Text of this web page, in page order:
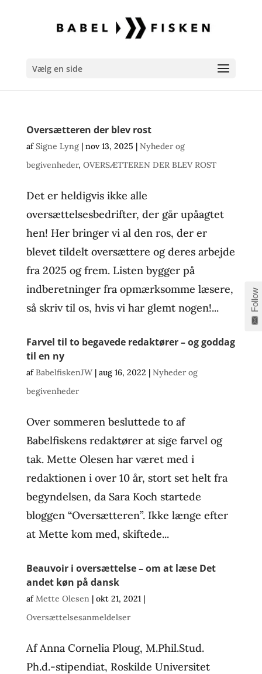
Vælg en side
Oversætteren der blev rost
afSigne Lyng| nov 13, 2025 | Nyheder og
begivenheder, OVERSÆTTEREN DER BLEV ROST
Det er heldigvis ikke alle
oversættelsesbedrifter, der går upåagtet
hen! Her bringer vi al den ros, der er
blevet tildelt oversættere og deres arbejde
fra 2025 og frem. Listen bygger på
indberetninger fra opmærksomme læsere,
så skriv til os, hvis vi har glemt nogen!...
Farvel til to begavede redaktører – og goddag
til en ny
afBabelfiskenJW| aug 16, 2022 | Nyheder og
begivenheder
Over sommeren besluttede to af
Babelfiskens redaktører at sige farvel og
tak. Mette Olesen har været med i
redaktionen i over 10 år, stort set helt fra
begyndelsen, da Sara Koch startede
bloggen “Oversætteren”. Ikke længe efter
at Mette kom med, skiftede...
Beauvoir i oversættelse – om at læse Det
andet køn på dansk
afMette Olesen| okt 21, 2021|
Oversættelsesanmeldelser
Af Anna Cornelia Ploug, M.Phil.Stud.
Ph.d.-stipendiat, Roskilde Universitet
Follow